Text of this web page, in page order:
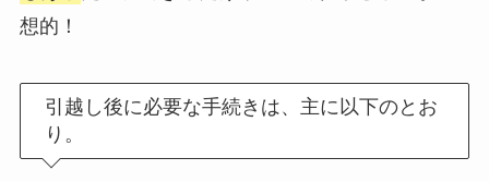
想的！
引越し後に必要な手続きは、主に以下のとお
り。